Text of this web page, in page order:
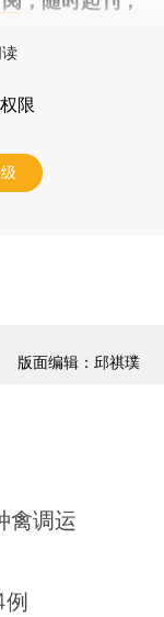
限
版面编辑：邱祺璞
禽调运